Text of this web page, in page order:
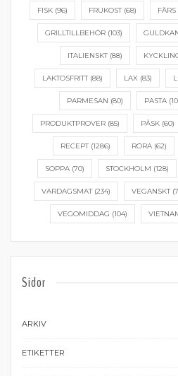
FISK(96) FRUKOST(68) FÄRS
GRILLTILLBEHÖR (103)
ITALIENSKT(88)
LAKTOSFRITT(88) LAX (83)
PARMESAN (80) PASTA
PRODUKTPROVER(85) PÅSK(60)
RECEPT(1286) RÖRA (62)
SOPPA(70) STOCKHOLM (128)
VARDAGSMAT(234) VEGANSKT
VEGOMIDDAG (104)
Sidor
ARKIV
ETIKETTER